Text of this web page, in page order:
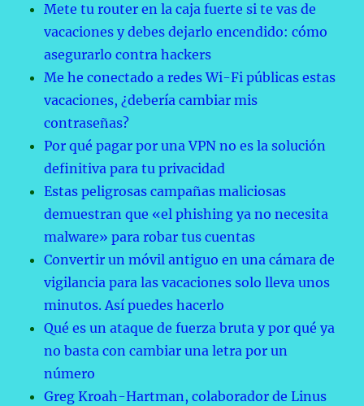
Mete tu router en la caja fuerte si te vas de
vacaciones y debes dejarlo encendido: cómo
asegurarlo contra hackers
Me he conectado a redes Wi-Fi públicas estas
vacaciones, ¿debería cambiar mis
contraseñas?
Por qué pagar por una VPN no es la solución
definitiva para tu privacidad
Estas peligrosas campañas maliciosas
demuestran que «el phishing ya no necesita
malware» para robar tus cuentas
Convertir un móvil antiguo en una cámara de
vigilancia para las vacaciones solo lleva unos
minutos. Así puedes hacerlo
Qué es un ataque de fuerza bruta y por qué ya
no basta con cambiar una letra por un
número
Greg Kroah-Hartman, colaborador de Linus